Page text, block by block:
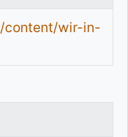
content/wir-in-